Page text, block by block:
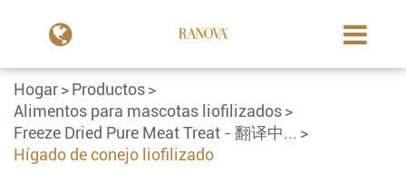
Hogar
Productos
Alimentos para mascotas liofilizados
Freeze Dried Pure Meat Treat - 翻译中...
Hígado de conejo liofilizado